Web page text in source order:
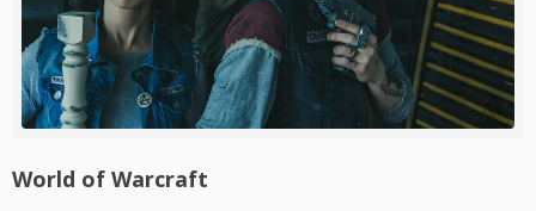
World of Warcraft